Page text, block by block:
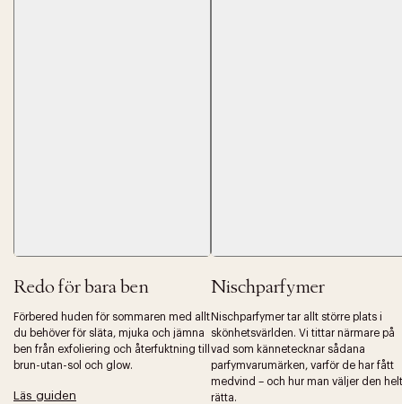
Redo för bara ben
Förbered huden för sommaren med allt
du behöver för släta, mjuka och jämna
ben från exfoliering och återfuktning till
brun-utan-sol och glow.
Läs guiden
Nischparfymer
Nischparfymer tar allt större plats i
skönhetsvärlden. Vi tittar närmare på
vad som kännetecknar sådana
parfymvarumärken, varför de har fått
medvind – och hur man väljer den helt
rätta.